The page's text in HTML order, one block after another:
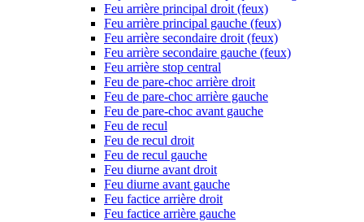
Feu arrière principal droit (feux)
Feu arrière principal gauche (feux)
Feu arrière secondaire droit (feux)
Feu arrière secondaire gauche (feux)
Feu arrière stop central
Feu de pare-choc arrière droit
Feu de pare-choc arrière gauche
Feu de pare-choc avant gauche
Feu de recul
Feu de recul droit
Feu de recul gauche
Feu diurne avant droit
Feu diurne avant gauche
Feu factice arrière droit
Feu factice arrière gauche